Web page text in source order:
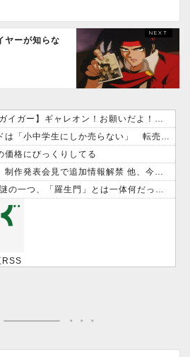
ヤーが知らな
価格にびっくりしてる